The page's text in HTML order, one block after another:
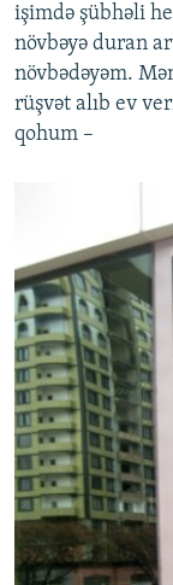
işimdə şübhəli
növbəyə duran
növbədəyəm.
rüşvət alıb ev
qohum –